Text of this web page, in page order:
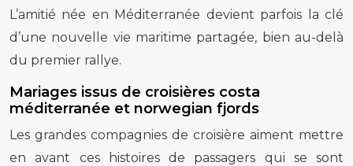
L’amitié née en Méditerranée devient parfois la clé
d’une nouvelle vie maritime partagée, bien au-delà
du premier rallye.
Mariages issus de croisières costa
méditerranée et norwegian fjords
Les grandes compagnies de croisière aiment mettre
en avant ces histoires de passagers qui se sont